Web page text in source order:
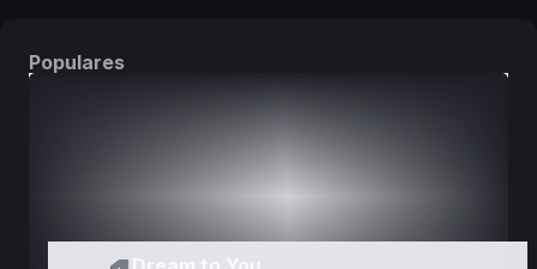
Populares